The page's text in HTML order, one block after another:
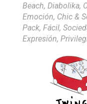
Beach, Diabolika,
Emoción, Chic &
Pack, Fácil,
Expresión,